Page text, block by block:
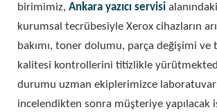
birimimiz, Ankara yazıcı servisi
kurumsal tecrübesiyle Xerox cihazların
bakımı, toner dolumu, parça değişimi ve
kalitesi kontrollerini titizlikle
durumu uzman ekiplerimizce laboratuvar
incelendikten sonra müşteriye yapılacak